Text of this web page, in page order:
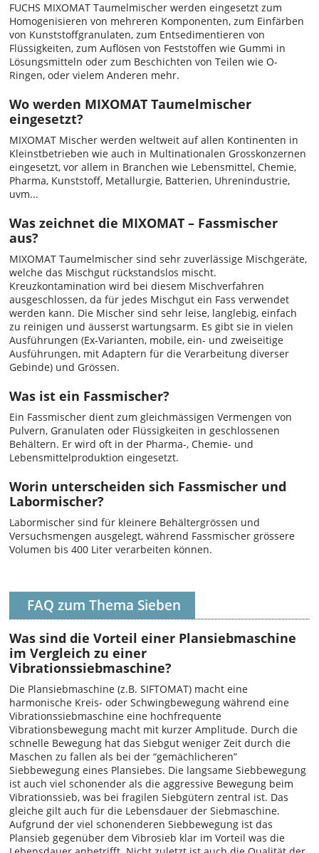
FUCHS MIXOMAT Taumelmischer werden eingesetzt zum
Homogenisieren von mehreren Komponenten, zum Einfärben
von Kunststoffgranulaten, zum Entsedimentieren von
Flüssigkeiten, zum Auflösen von Feststoffen wie Gummi in
Lösungsmitteln oder zum Beschichten von Teilen wie O-
Ringen, oder vielem Anderen mehr.
Wo werden MIXOMAT Taumelmischer
eingesetzt?
MIXOMAT Mischer werden weltweit auf allen Kontinenten in
Kleinstbetrieben wie auch in Multinationalen Grosskonzernen
eingesetzt, vor allem in Branchen wie Lebensmittel, Chemie,
Pharma, Kunststoff, Metallurgie, Batterien, Uhrenindustrie,
uvm...
Was zeichnet die MIXOMAT – Fassmischer
aus?
MIXOMAT Taumelmischer sind sehr zuverlässige Mischgeräte,
welche das Mischgut rückstandslos mischt.
Kreuzkontamination wird bei diesem Mischverfahren
ausgeschlossen, da für jedes Mischgut ein Fass verwendet
werden kann. Die Mischer sind sehr leise, langlebig, einfach
zu reinigen und äusserst wartungsarm. Es gibt sie in vielen
Ausführungen (Ex-Varianten, mobile, ein- und zweiseitige
Ausführungen, mit Adaptern für die Verarbeitung diverser
Gebinde) und Grössen.
Was ist ein Fassmischer?
Ein Fassmischer dient zum gleichmässigen Vermengen von
Pulvern, Granulaten oder Flüssigkeiten in geschlossenen
Behältern. Er wird oft in der Pharma-, Chemie- und
Lebensmittelproduktion eingesetzt.
Worin unterscheiden sich Fassmischer und
Labormischer?
Labormischer sind für kleinere Behältergrössen und
Versuchsmengen ausgelegt, während Fassmischer grössere
Volumen bis 400 Liter verarbeiten können.
FAQ zum Thema Sieben
Was sind die Vorteil einer Plansiebmaschine
im Vergleich zu einer
Vibrationssiebmaschine?
Die Plansiebmaschine (z.B. SIFTOMAT) macht eine
harmonische Kreis- oder Schwingbewegung während eine
Vibrationssiebmaschine eine hochfrequente
Vibrationsbewegung macht mit kurzer Amplitude. Durch die
schnelle Bewegung hat das Siebgut weniger Zeit durch die
Maschen zu fallen als bei der “gemächlicheren”
Siebbewegung eines Plansiebes. Die langsame Siebbewegung
ist auch viel schonender als die aggressive Bewegung beim
Vibrationssieb, was bei fragilen Siebgütern zentral ist. Das
gleiche gilt auch für die Lebensdauer der Siebmaschine.
Aufgrund der viel schonenderen Siebbewegung ist das
Plansieb gegenüber dem Vibrosieb klar im Vorteil was die